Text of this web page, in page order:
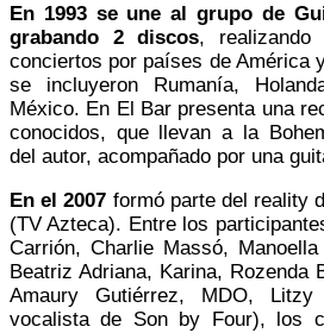
En 1993 se une al grupo de
grabando 2 discos, realizando
conciertos por países de América
se incluyeron Rumanía,
México. En El Bar presenta una
conocidos, que llevan a la
del autor, acompañado por una
En el 2007 formó parte del reality
(TV Azteca). Entre los
Carrión, Charlie Massó,
Beatriz Adriana, Karina, Rozenda
Amaury Gutiérrez, MDO,
vocalista de Son by Four), los